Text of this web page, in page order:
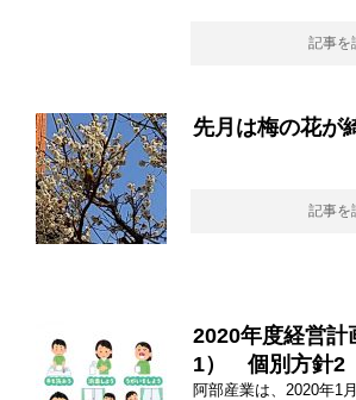
記事を
先月は梅の花が
記事を
2020年度経営計
1） 個別方針2
阿部産業は、2020年1